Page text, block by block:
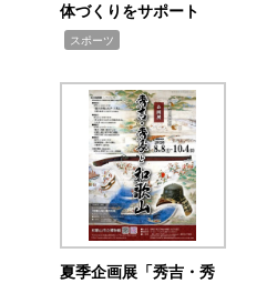
体づくりをサポート
スポーツ
夏季企画展「秀吉・秀